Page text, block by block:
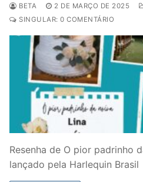
BETA 2 DE MARÇO DE 2025
SINGULAR: 0 COMENTÁRIO
Resenha de O pior padrinho
lançado pela Harlequin Brasil